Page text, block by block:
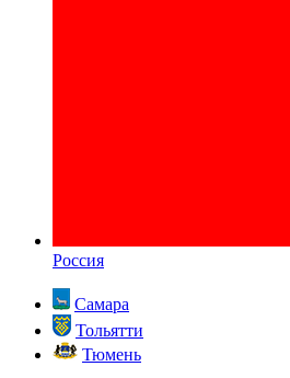
Россия
Самара
Тольятти
Тюмень